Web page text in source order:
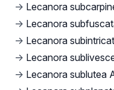
→ Lecanora
→ Lecanora
→ Lecanora
→ Lecanora
→ Lecanora sublutea